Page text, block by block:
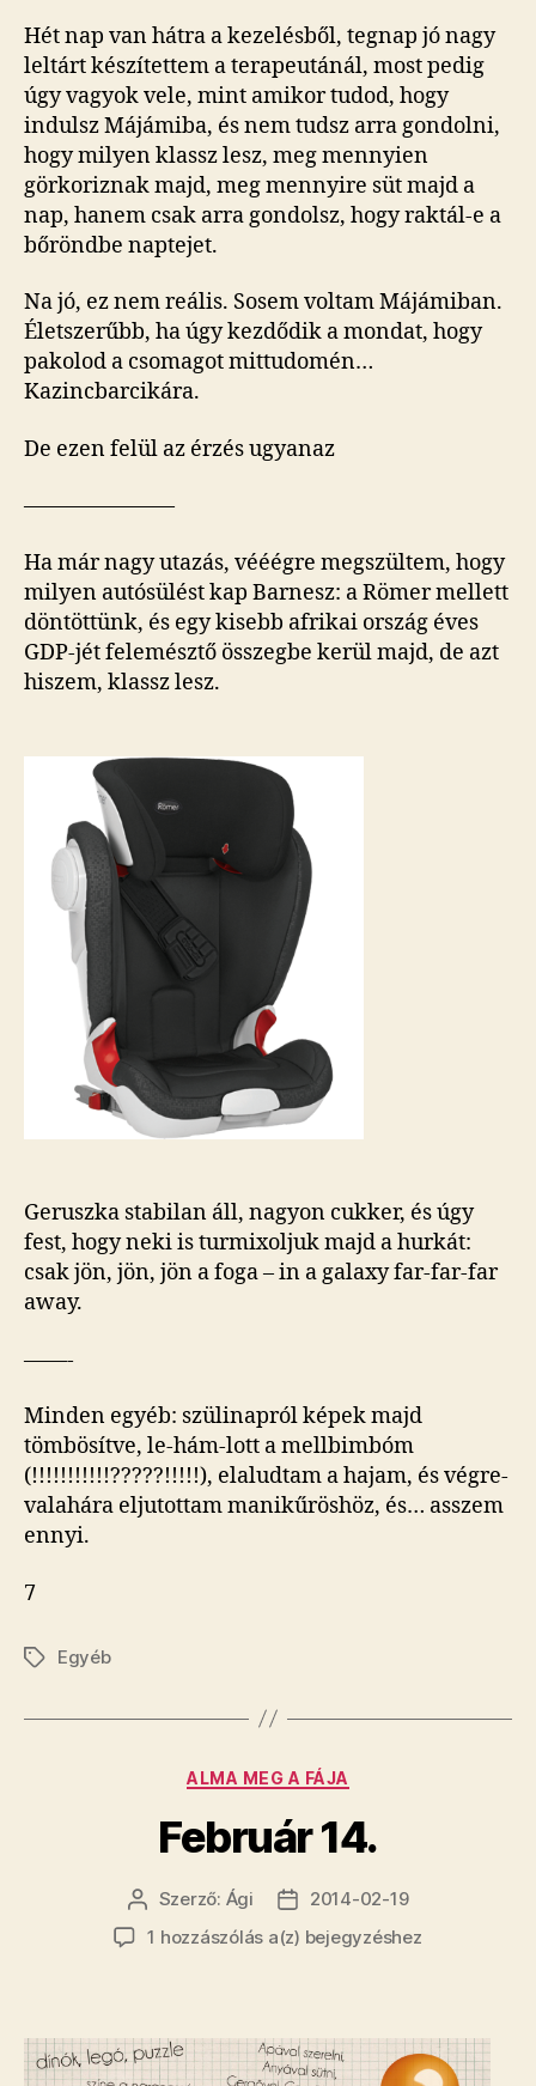
Hét nap van hátra a kezelésből, tegnap jó nagy
leltárt készítettem a terapeutánál, most pedig
úgy vagyok vele, mint amikor tudod, hogy
indulsz Májámiba, és nem tudsz arra gondolni,
hogy milyen klassz lesz, meg mennyien
görkoriznak majd, meg mennyire süt majd a
nap, hanem csak arra gondolsz, hogy raktál-e a
bőröndbe naptejet.
Na jó, ez nem reális. Sosem voltam Májámiban.
Életszerűbb, ha úgy kezdődik a mondat, hogy
pakolod a csomagot mittudomén…
Kazincbarcikára.
De ezen felül az érzés ugyanaz
———————
Ha már nagy utazás, vééégre megszültem, hogy
milyen autósülést kap Barnesz: a Römer mellett
döntöttünk, és egy kisebb afrikai ország éves
GDP-jét felemésztő összegbe kerül majd, de azt
hiszem, klassz lesz.
Geruszka stabilan áll, nagyon cukker, és úgy
fest, hogy neki is turmixoljuk majd a hurkát:
csak jön, jön, jön a foga – in a galaxy far-far-far
away.
——-
Minden egyéb: szülinapról képek majd
tömbösítve, le-hám-lott a mellbimbóm
(!!!!!!!!!!!?????!!!!!), elaludtam a hajam, és végre-
valahára eljutottam manikűröshöz, és… asszem
ennyi.
7
CímkékEgyéb
Kategóriák
ALMA MEG A FÁJA
Február 14.
Bejegyzés
szerzője
Szerző: Ági
Bejegyzés
dátuma
2014-02-19
1 hozzászólás a(z)Február
bejegyzéshez